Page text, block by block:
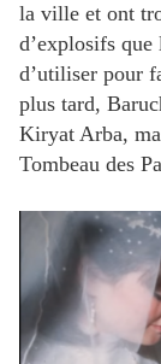
la ville et ont
d’explosifs
d’utiliser pour
plus tard,
Kiryat Arba,
Tombeau des